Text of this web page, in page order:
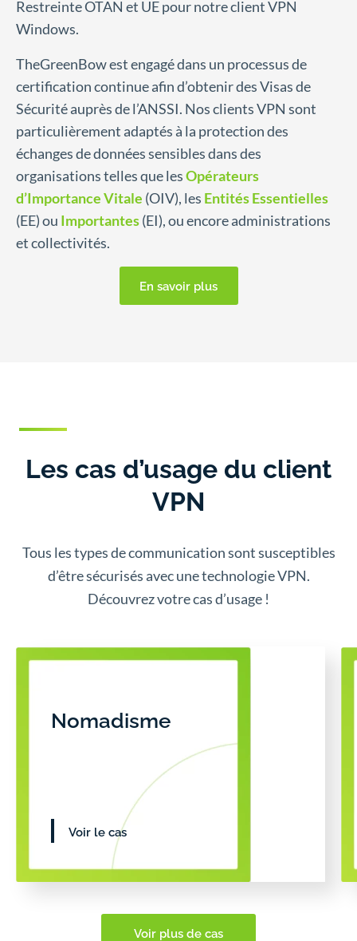
Restreinte OTAN et UE pour notre client VPN
Windows.
TheGreenBow est engagé dans un processus de
certification continue afin d’obtenir des Visas de
Sécurité auprès de l’ANSSI. Nos clients VPN sont
particulièrement adaptés à la protection des
échanges de données sensibles dans des
organisations telles que les Opérateurs
d’Importance Vitale (OIV), les Entités Essentielles
(EE) ou Importantes (EI), ou encore administrations
et collectivités.
En savoir plus
Les cas d’usage du client
VPN
Tous les types de communication sont susceptibles
d’être sécurisés avec une technologie VPN.
Découvrez votre cas d’usage !
Nomadisme
Voir le cas
Voir plus de cas